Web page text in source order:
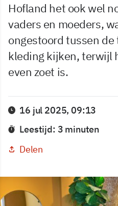
Hofland het ook wel
vaders en moeders,
ongestoord tussen
kleding kijken, terwijl
even zoet is.
16 jul 2025, 09:13
Leestijd: 3 minuten
Delen